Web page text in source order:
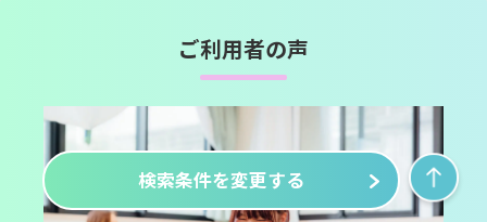
ご利用者の声
検索条件を変更する